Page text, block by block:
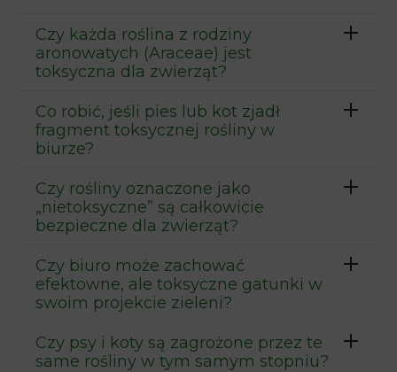
Czy każda roślina z rodziny
aronowatych (Araceae) jest
toksyczna dla zwierząt?
Co robić, jeśli pies lub kot zjadł
fragment toksycznej rośliny w
biurze?
Czy rośliny oznaczone jako
„nietoksyczne” są całkowicie
bezpieczne dla zwierząt?
Czy biuro może zachować
efektowne, ale toksyczne gatunki w
swoim projekcie zieleni?
Czy psy i koty są zagrożone przez te
same rośliny w tym samym stopniu?